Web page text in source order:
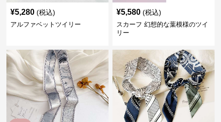
¥5,280 (税込)
アルファベットツイリー
¥5,580 (税込)
スカーフ 幻想的な葉模様のツイ
リー